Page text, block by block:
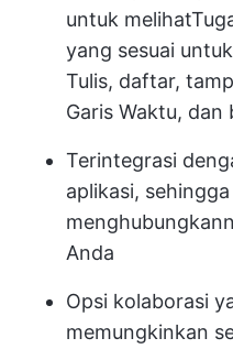
untuk melihat
yang sesuai
Tulis, daftar,
Garis Waktu, dan
Terintegrasi
aplikasi,
Anda
Opsi kolaborasi
memungkinkan